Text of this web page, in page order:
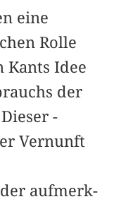
eine
Rolle
Kants Idee
der
Vernunft
aufmerk­